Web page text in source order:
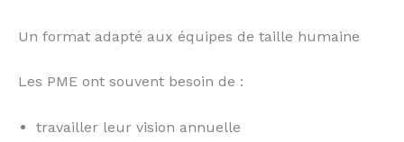
Un format adapté aux équipes de taille humaine
Les PME ont souvent besoin de :
travailler leur vision annuelle